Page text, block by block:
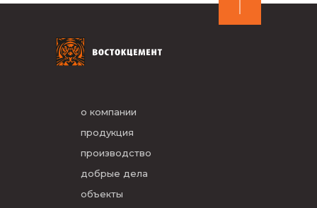
о компании
продукция
производство
добрые дела
объекты